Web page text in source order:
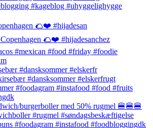
🌮❤️ #hijadesan
#dansksommer #elskerfr